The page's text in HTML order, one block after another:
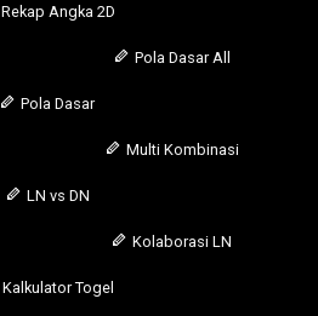
Rekap Angka 2D
Pola Dasar All
Pola Dasar
Multi Kombinasi
LN vs DN
Kolaborasi LN
Kalkulator Togel